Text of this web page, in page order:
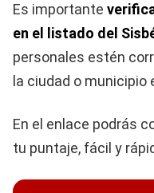
Es importante
en el listado del
personales estén
la ciudad o
En el enlace podrás
tu puntaje, fácil y